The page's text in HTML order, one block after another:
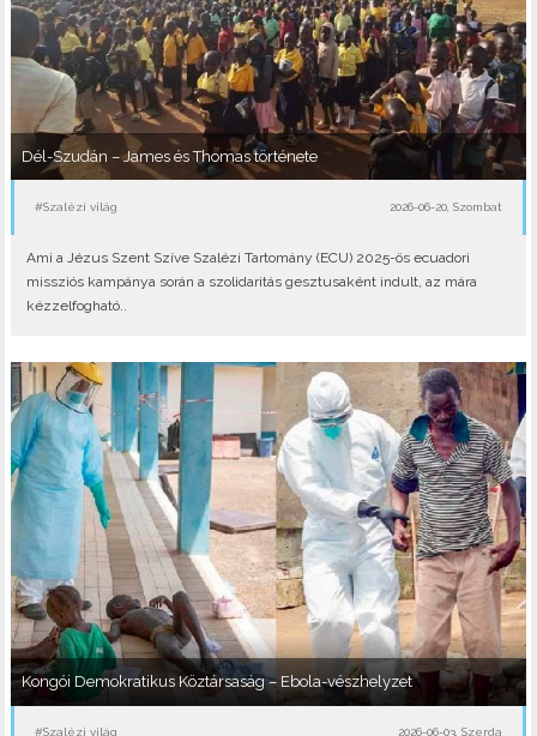
Dél-Szudán – James és Thomas története
#Szalézi világ 2026-06-20, Szombat
Ami a Jézus Szent Szíve Szalézi Tartomány (ECU) 2025-ös ecuadori
missziós kampánya során a szolidaritás gesztusaként indult, az mára
kézzelfogható..
Kongói Demokratikus Köztársaság – Ebola-vészhelyzet
#Szalézi világ 2026-06-03, Szerda